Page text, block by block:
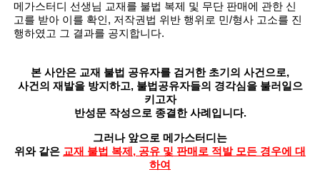
메가스터디 선생님 교재를 불법 복제 및 무단 판매에 관한 신
고를 받아 이를 확인, 저작권법 위반 행위로 민/형사 고소를 진
행하였고 그 결과를 공지합니다.
본 사안은 교재 불법 공유자를 검거한 초기의 사건으로,
사건의 재발을 방지하고, 불법공유자들의 경각심을 불러일으
키고자
반성문 작성으로 종결한 사례입니다.
그러나 앞으로 메가스터디는
위와 같은 교재 불법 복제, 공유 및 판매로 적발 모든 경우에 대
하여